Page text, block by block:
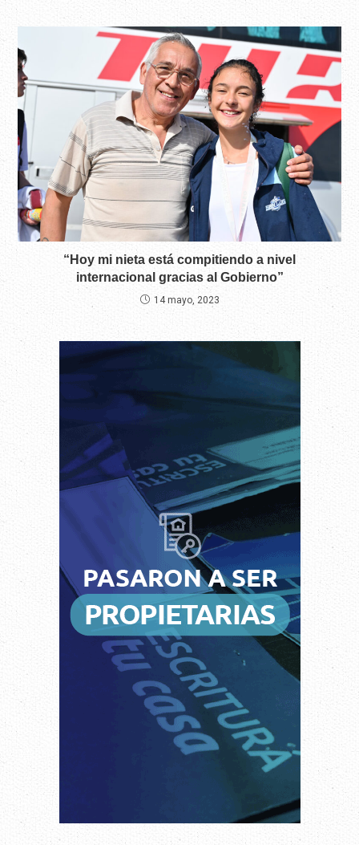
“Hoy mi nieta está compitiendo a nivel
internacional gracias al Gobierno”
14 mayo, 2023